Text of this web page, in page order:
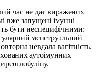
час не дає виражених
вже запущені імунні
бути неспецифічними:
менструальний
невдала вагітність.
аутоімунних